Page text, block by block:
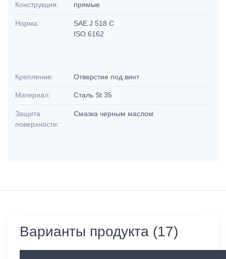
Конструкция: прямые
Норма:
SAE J 518 C
ISO 6162
Крепление: Отверстие под винт
Материал: Сталь St 35
Защита
поверхности:
Смазка черным маслом
Варианты продукта (17)